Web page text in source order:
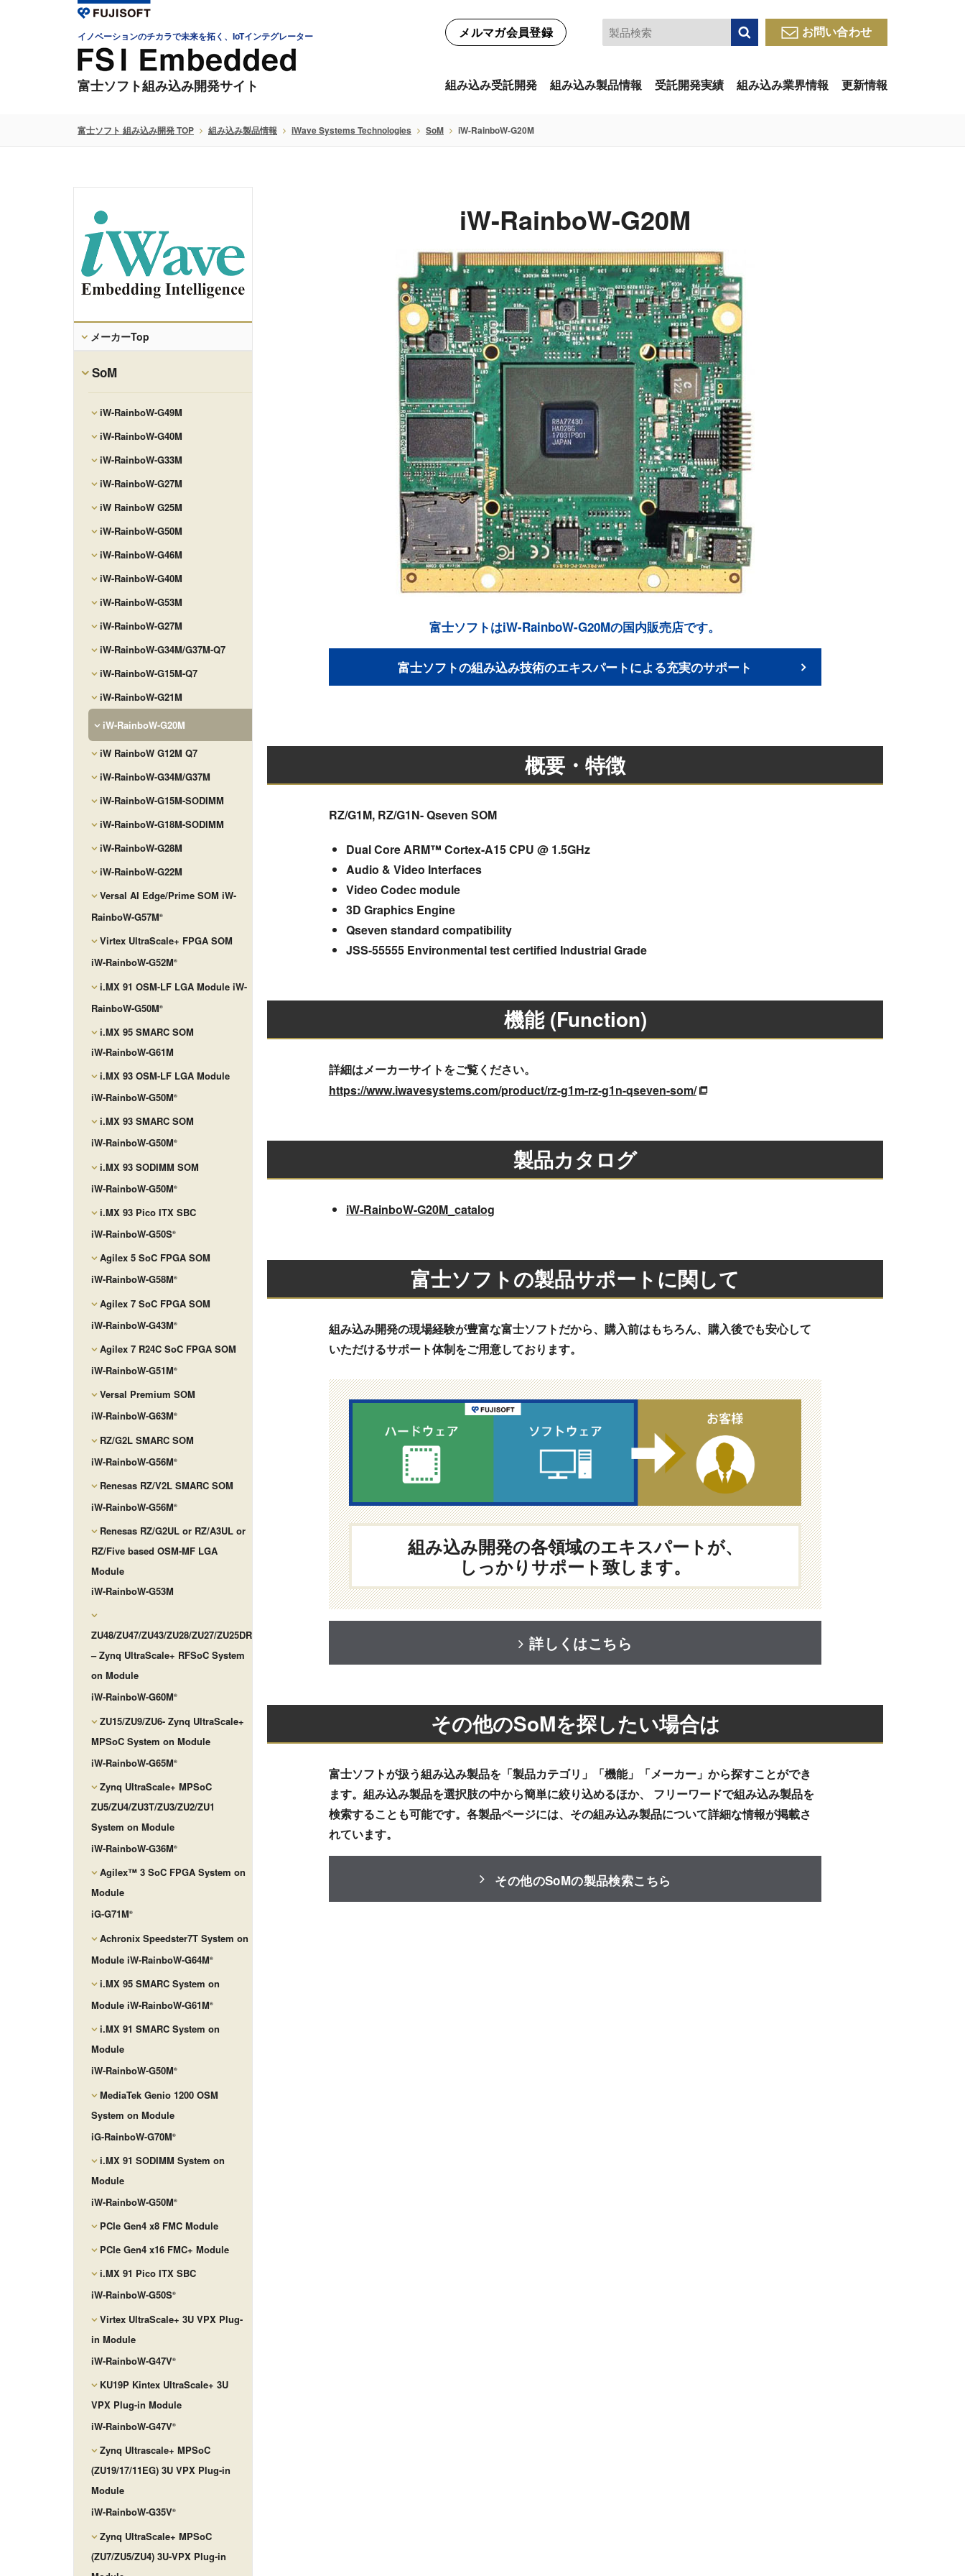
イノベーションのチカラで未来を拓く、IoTインテグレーター
富士ソフト組み込み開発サイト
メルマガ会員登録 検索 お問い合わせ
組み込み受託開発 組み込み製品情報 受託開発実績 組み込み業界情報 更新情報
富士ソフト 組み込み開発 TOP 組み込み製品情報 iWave Systems Technologies SoM iW-RainboW-G20M
メーカーTop
SoM
iW-RainboW-G49M
iW-RainboW-G40M
iW-RainboW-G33M
iW-RainboW-G27M
iW RainboW G25M
iW-RainboW-G50M
iW-RainboW-G46M
iW-RainboW-G40M
iW-RainboW-G53M
iW-RainboW-G27M
iW-RainboW-G34M/G37M-Q7
iW-RainboW-G15M-Q7
iW-RainboW-G21M
iW-RainboW-G20M
iW RainboW G12M Q7
iW-RainboW-G34M/G37M
iW-RainboW-G15M-SODIMM
iW-RainboW-G18M-SODIMM
iW-RainboW-G28M
iW-RainboW-G22M
Versal AI Edge/Prime SOM iW-
RainboW-G57M®
Virtex UltraScale+ FPGA SOM
iW-RainboW-G52M®
i.MX 91 OSM-LF LGA Module iW-
RainboW-G50M®
i.MX 95 SMARC SOM
iW-RainboW-G61M
i.MX 93 OSM-LF LGA Module
iW-RainboW-G50M®
i.MX 93 SMARC SOM
iW-RainboW-G50M®
i.MX 93 SODIMM SOM
iW-RainboW-G50M®
i.MX 93 Pico ITX SBC
iW-RainboW-G50S®
Agilex 5 SoC FPGA SOM
iW-RainboW-G58M®
Agilex 7 SoC FPGA SOM
iW-RainboW-G43M®
Agilex 7 R24C SoC FPGA SOM
iW-RainboW-G51M®
Versal Premium SOM
iW-RainboW-G63M®
RZ/G2L SMARC SOM
iW-RainboW-G56M®
Renesas RZ/V2L SMARC SOM
iW-RainboW-G56M®
Renesas RZ/G2UL or RZ/A3UL or
RZ/Five based OSM-MF LGA
Module
iW-RainboW-G53M
ZU48/ZU47/ZU43/ZU28/ZU27/ZU25DR
– Zynq UltraScale+ RFSoC System
on Module
iW-RainboW-G60M®
ZU15/ZU9/ZU6- Zynq UltraScale+
MPSoC System on Module
iW-RainboW-G65M®
Zynq UltraScale+ MPSoC
ZU5/ZU4/ZU3T/ZU3/ZU2/ZU1
System on Module
iW-RainboW-G36M®
Agilex™ 3 SoC FPGA System on
Module
iG-G71M®
Achronix Speedster7T System on
Module iW-RainboW-G64M®
i.MX 95 SMARC System on
Module iW-RainboW-G61M®
i.MX 91 SMARC System on
Module
iW-RainboW-G50M®
MediaTek Genio 1200 OSM
System on Module
iG-RainboW-G70M®
i.MX 91 SODIMM System on
Module
iW-RainboW-G50M®
PCIe Gen4 x8 FMC Module
PCIe Gen4 x16 FMC+ Module
i.MX 91 Pico ITX SBC
iW-RainboW-G50S®
Virtex UltraScale+ 3U VPX Plug-
in Module
iW-RainboW-G47V®
KU19P Kintex UltraScale+ 3U
VPX Plug-in Module
iW-RainboW-G47V®
Zynq Ultrascale+ MPSoC
(ZU19/17/11EG) 3U VPX Plug-in
Module
iW-RainboW-G35V®
Zynq UltraScale+ MPSoC
(ZU7/ZU5/ZU4) 3U-VPX Plug-in
iW-RainboW-G20M
富士ソフトはiW-RainboW-G20Mの国内販売店です。
富士ソフトの組み込み技術のエキスパートによる充実のサポート
概要・特徴
RZ/G1M, RZ/G1N- Qseven SOM
Dual Core ARM™ Cortex-A15 CPU @ 1.5GHz
Audio & Video Interfaces
Video Codec module
3D Graphics Engine
Qseven standard compatibility
JSS-55555 Environmental test certified Industrial Grade
機能 (Function)
詳細はメーカーサイトをご覧ください。
https://www.iwavesystems.com/product/rz-g1m-rz-g1n-qseven-som/
製品カタログ
iW-RainboW-G20M_catalog
富士ソフトの製品サポートに関して
組み込み開発の現場経験が豊富な富士ソフトだから、購入前はもちろん、購入後でも安心して
いただけるサポート体制をご用意しております。
組み込み開発の各領域のエキスパートが、
しっかりサポート致します。
詳しくはこちら
その他のSoMを探したい場合は
富士ソフトが扱う組み込み製品を「製品カテゴリ」「機能」「メーカー」から探すことができ
ます。組み込み製品を選択肢の中から簡単に絞り込めるほか、 フリーワードで組み込み製品を
検索することも可能です。各製品ページには、その組み込み製品について詳細な情報が掲載さ
れています。
その他のSoMの製品検索こちら